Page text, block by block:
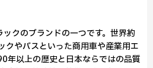
ックのブランドの一つです。世界約
クやバスといった商用車や産業用エ
年以上の歴史と日本ならではの品質